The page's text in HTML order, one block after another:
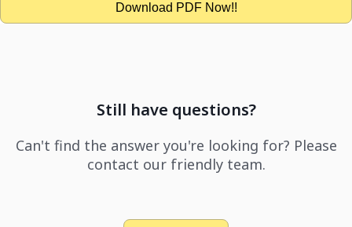
Download PDF Now!!
Still have questions?
Can't find the answer you're looking for? Please
contact our friendly team.